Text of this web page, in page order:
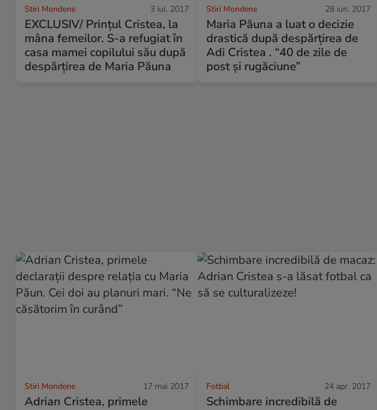
Stiri Mondene 3 iul. 2017
EXCLUSIV/ Prințul Cristea, la
mâna femeilor. S-a refugiat în
casa mamei copilului său după
despărțirea de Maria Păuna
Stiri Mondene 28 iun. 2017
Maria Păuna a luat o decizie
drastică după despărțirea de
Adi Cristea . “40 de zile de
post și rugăciune”
Stiri Mondene 17 mai 2017
Adrian Cristea, primele
Fotbal 24 apr. 2017
Schimbare incredibilă de